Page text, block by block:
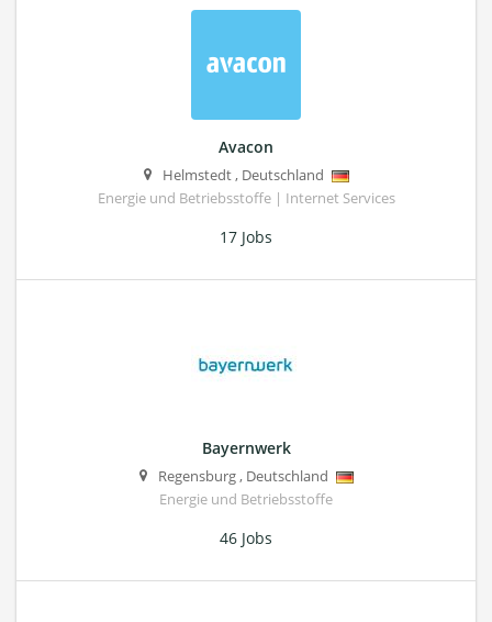
Avacon
Helmstedt, Deutschland
Energie und Betriebsstoffe | Internet Services
17 Jobs
Bayernwerk
Regensburg, Deutschland
Energie und Betriebsstoffe
46 Jobs